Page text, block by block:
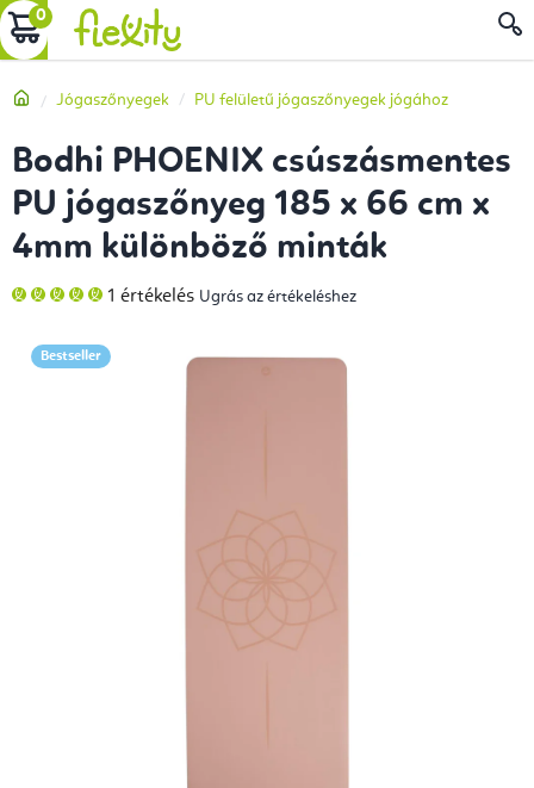
Ugrás
a
tartalomhoz
KOSÁR
Kezdőlap
Jógaszőnyegek PU felületű jógaszőnyegek jógához
Bodhi PHOENIX csúszásmentes
PU jógaszőnyeg 185 x 66 cm x
4mm különböző minták
A
termék
5-
ből
1 értékelés Ugrás az értékeléshez
Bestseller